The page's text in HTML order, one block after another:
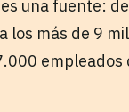
una fuente:
los más de 9
empleados